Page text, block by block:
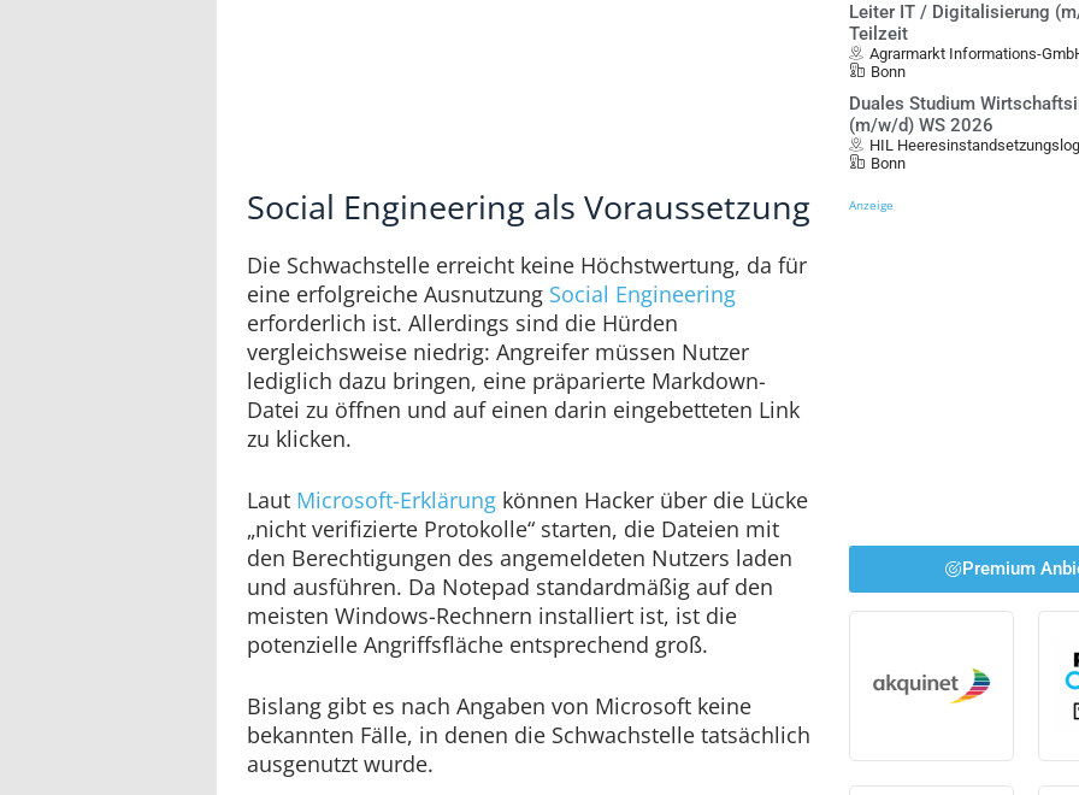
Social Engineering als Voraussetzung
Die Schwachstelle erreicht keine Höchstwertung, da für
eine erfolgreiche Ausnutzung Social Engineering
erforderlich ist. Allerdings sind die Hürden
vergleichsweise niedrig: Angreifer müssen Nutzer
lediglich dazu bringen, eine präparierte Markdown-
Datei zu öffnen und auf einen darin eingebetteten Link
zu klicken.
Laut Microsoft-Erklärung können Hacker über die Lücke
„nicht verifizierte Protokolle“ starten, die Dateien mit
den Berechtigungen des angemeldeten Nutzers laden
und ausführen. Da Notepad standardmäßig auf den
meisten Windows-Rechnern installiert ist, ist die
potenzielle Angriffsfläche entsprechend groß.
Bislang gibt es nach Angaben von Microsoft keine
bekannten Fälle, in denen die Schwachstelle tatsächlich
ausgenutzt wurde.
Leiter IT / Digitalisierung
Teilzeit
Agrarmarkt Informations-
Bonn
Duales Studium
(m/w/d) WS 2026
HIL
Bonn
Anzeige
Premium